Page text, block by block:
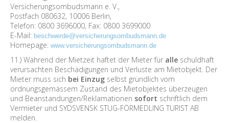
Versicherungsombudsmann e. V.,
Postfach 080632, 10006 Berlin,
Telefon: 0800 3696000, Fax: 0800 3699000
E-Mail: beschwerde@versicherungsombudsmann.de
Homepage: www.versicherungsombudsmann.de
11.) Während der Mietzeit haftet der Mieter für alle schuldhaft
verursachten Beschädigungen und Verluste am Mietobjekt. Der
Mieter muss sich bei Einzug selbst gründlich vom
ordnungsgemässem Zustand des Mietobjektes überzeugen
und Beanstandungen/Reklamationen sofort schriftlich dem
Vermieter und SYDSVENSK STUG-FÖRMEDLING TURIST AB
melden.